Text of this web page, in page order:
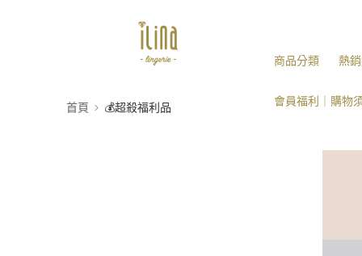
商品分類 熱
會員福利｜購物
首頁 💰超殺福利品